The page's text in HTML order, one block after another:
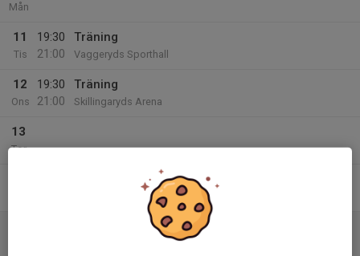
Mån
11
Tis
19:30
21:00
Träning
Vaggeryds Sporthall
12
Ons
19:30
21:00
Träning
Skillingaryds Arena
13
Tor